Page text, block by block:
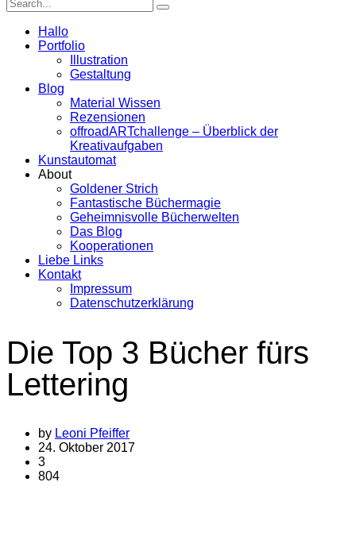
Hallo
Portfolio
Illustration
Gestaltung
Blog
Material Wissen
Rezensionen
offroadARTchallenge – Überblick der
Kreativaufgaben
Kunstautomat
About
Goldener Strich
Fantastische Büchermagie
Geheimnisvolle Bücherwelten
Das Blog
Kooperationen
Liebe Links
Kontakt
Impressum
Datenschutzerklärung
Die Top 3 Bücher fürs
Lettering
by Leoni Pfeiffer
24. Oktober 2017
3
804